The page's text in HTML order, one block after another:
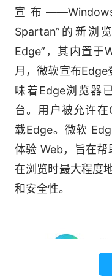
宣布
Spartan”的新浏
Edge”，其内置于
月，微软宣布
味着Edge浏览器
台。用户被允许
载Edge。微软
体验 Web，旨在
在浏览时最大程度
和安全性。